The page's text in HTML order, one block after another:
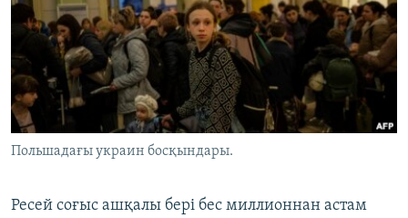
Русский
ЖАЗЫЛЫҢЫЗ
Басқа тілдерде
Польшадағы украин босқындары.
Ресей соғыс ашқалы бері бес миллионнан астам